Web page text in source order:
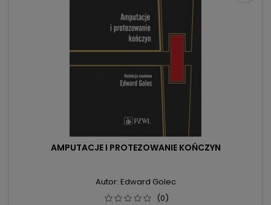
AMPUTACJE I PROTEZOWANIE KOŃCZYN
Autor: Edward Golec
(0)